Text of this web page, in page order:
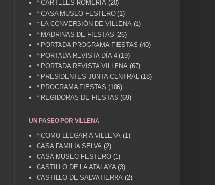
* CARTELES ROMERÍA (20)
* CASA MUSEO FESTERO (1)
* LA CONVERSIÓN DE VILLENA (1)
* MADRINAS DE FIESTAS (26)
* PORTADA PROGRAMA FIESTAS (40)
* PORTADA REVISTA DÍA 4 (19)
* PORTADA REVISTA VILLENA (67)
* PRESIDENTES JUNTA CENTRAL
(18)
* PROGRAMA FIESTAS (106)
* REGIDORAS DE FIESTAS (69)
UN PASEO POR VILLENA
* COMO LLEGAR A VILLENA (1)
CASA FAMILIA SELVA (2)
CASA MUSEO FESTERO (1)
CASTILLO DE LA ATALAYA (3)
CASTILLO DE SALVATIERRA (2)